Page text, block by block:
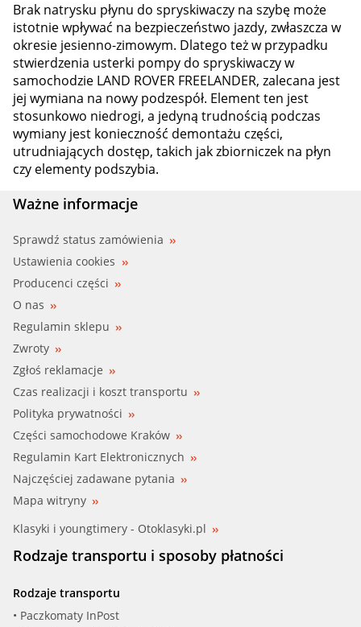
Brak natrysku płynu do spryskiwaczy na szybę może
istotnie wpływać na bezpieczeństwo jazdy, zwłaszcza w
okresie jesienno-zimowym. Dlatego też w przypadku
stwierdzenia usterki pompy do spryskiwaczy w
samochodzie LAND ROVER FREELANDER, zalecana jest
jej wymiana na nowy podzespół. Element ten jest
stosunkowo niedrogi, a jedyną trudnością podczas
wymiany jest konieczność demontażu części,
utrudniających dostęp, takich jak zbiorniczek na płyn
czy elementy podszybia.
Ważne informacje
Sprawdź status zamówienia
Ustawienia cookies
Producenci części
O nas
Regulamin sklepu
Zwroty
Zgłoś reklamacje
Czas realizacji i koszt transportu
Polityka prywatności
Części samochodowe Kraków
Regulamin Kart Elektronicznych
Najczęściej zadawane pytania
Mapa witryny
Klasyki i youngtimery - Otoklasyki.pl
Rodzaje transportu i sposoby płatności
Rodzaje transportu
• Paczkomaty InPost